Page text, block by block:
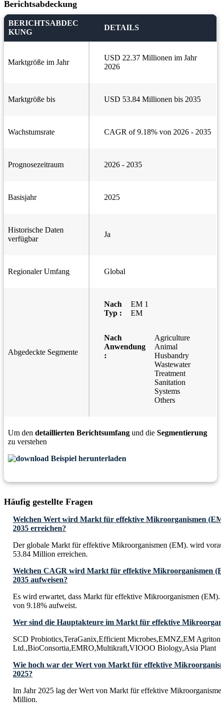
Berichtsabdeckung
BERICHTSABDEC
KUNG
DETAILS
Marktgröße im Jahr
USD 22.37 Millionen im Jahr
2026
Marktgröße bis USD 53.84 Millionen bis 2035
Wachstumsrate CAGR of 9.18% von 2026 - 2035
Prognosezeitraum 2026 - 2035
Basisjahr 2025
Historische Daten
verfügbar
Ja
Regionaler Umfang Global
Abgedeckte Segmente
Nach
Typ :
EM 1
EM
Nach
Anwendung
:
Agriculture
Animal
Husbandry
Wastewater
Treatment
Sanitation
Systems
Others
Um den detaillierten Berichtsumfang und die Segmentierung
zu verstehen
Beispiel herunterladen
Häufig gestellte Fragen
Welchen Wert wird Markt für effektive Mikroorganismen
2035 erreichen?
Der globale Markt für effektive Mikroorganismen (EM). wird
53.84 Million erreichen.
Welchen CAGR wird Markt für effektive Mikroorganismen
2035 aufweisen?
Es wird erwartet, dass Markt für effektive Mikroorganismen
von 9.18% aufweist.
Wer sind die Hauptakteure im Markt für effektive
SCD Probiotics,TeraGanix,Efficient Microbes,EMNZ,EM Agriton
Ltd.,BioConsortia,EMRO,Multikraft,VIOOO Biology,Asia Plant
Wie hoch war der Wert von Markt für effektive
2025?
Im Jahr 2025 lag der Wert von Markt für effektive
Million.